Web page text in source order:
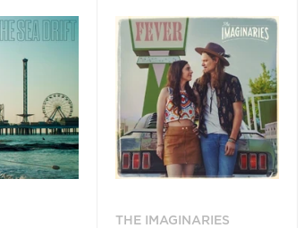
THE IMAGINARIES